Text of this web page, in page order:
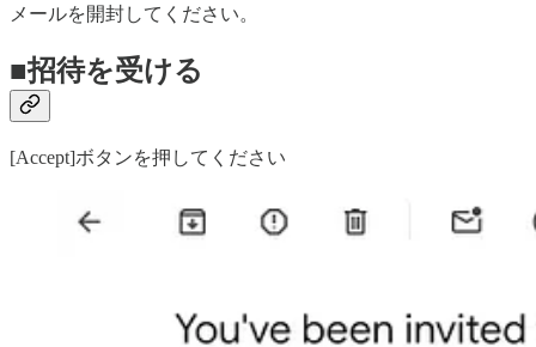
メールを開封してください。
■招待を受ける
[Accept]ボタンを押してください